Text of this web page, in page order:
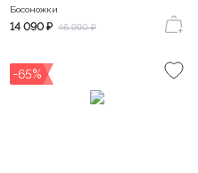
Босоножки
14 090 ₽ 46 990 ₽
-65%